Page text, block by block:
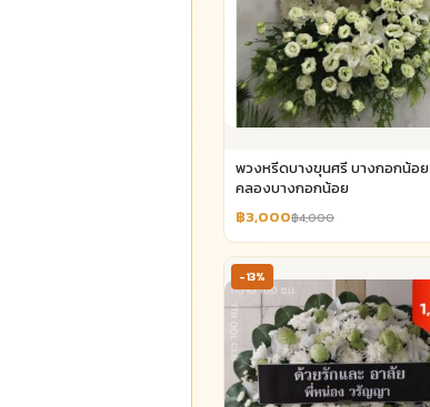
พวงหรีดบางขุนศรี บางกอกน้อย
คลองบางกอกน้อย
฿3,000฿4,000
-13%